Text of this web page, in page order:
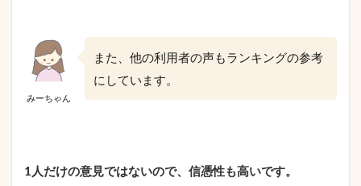
みーちゃん
また、他の利用者の声もランキングの参考
にしています。
1人だけの意見ではないので、信憑性も高いです。